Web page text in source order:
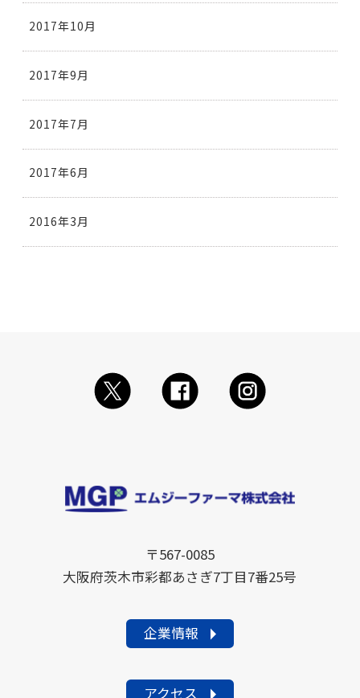
2017年10月
2017年9月
2017年7月
2017年6月
2016年3月
〒567-0085
大阪府茨木市彩都あさぎ7丁目7番25号
企業情報
アクセス